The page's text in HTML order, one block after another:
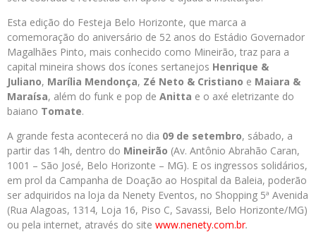
Esta edição do Festeja Belo Horizonte, que marca a
comemoração do aniversário de 52 anos do Estádio Governador
Magalhães Pinto, mais conhecido como Mineirão, traz para a
capital mineira shows dos ícones sertanejos Henrique &
Juliano, Marília Mendonça, Zé Neto & Cristiano e Maiara &
Maraísa, além do funk e pop de Anitta e o axé eletrizante do
baiano Tomate.
A grande festa acontecerá no dia 09 de setembro, sábado, a
partir das 14h, dentro do Mineirão (Av. Antônio Abrahão Caran,
1001 – São José, Belo Horizonte – MG). E os ingressos solidários,
em prol da Campanha de Doação ao Hospital da Baleia, poderão
ser adquiridos na loja da Nenety Eventos, no Shopping 5ª Avenida
(Rua Alagoas, 1314, Loja 16, Piso C, Savassi, Belo Horizonte/MG)
ou pela internet, através do site www.nenety.com.br.